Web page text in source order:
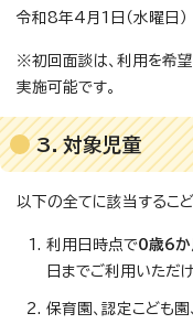
令和8年4月1日（水曜日）
※初回面談は、利用を希
実施可能です。
3．対象児童
以下の全てに該当するこ
利用日時点で0歳6か
日までご利用いただけ
保育園、認定こども